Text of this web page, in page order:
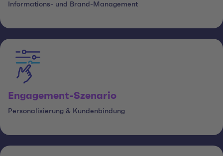
Informations- und Brand-Management
Engagement-Szenario
Personalisierung & Kundenbindung